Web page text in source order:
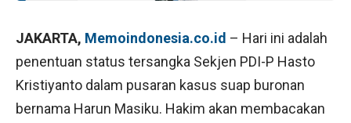
JAKARTA, Memoindonesia.co.id – Hari ini adalah
penentuan status tersangka Sekjen PDI-P Hasto
Kristiyanto dalam pusaran kasus suap buronan
bernama Harun Masiku. Hakim akan membacakan